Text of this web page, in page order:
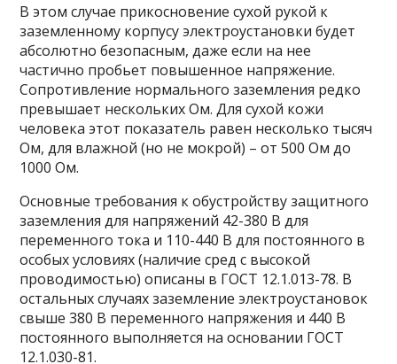
В этом случае прикосновение сухой рукой к
заземленному корпусу электроустановки будет
абсолютно безопасным, даже если на нее
частично пробьет повышенное напряжение.
Сопротивление нормального заземления редко
превышает нескольких Ом. Для сухой кожи
человека этот показатель равен несколько тысяч
Ом, для влажной (но не мокрой) – от 500 Ом до
1000 Ом.
Основные требования к обустройству защитного
заземления для напряжений 42-380 В для
переменного тока и 110-440 В для постоянного в
особых условиях (наличие сред с высокой
проводимостью) описаны в ГОСТ 12.1.013-78. В
остальных случаях заземление электроустановок
свыше 380 В переменного напряжения и 440 В
постоянного выполняется на основании ГОСТ
12.1.030-81.